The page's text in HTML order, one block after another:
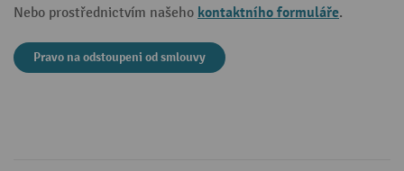
Nebo prostřednictvím našeho kontaktního formuláře.
Pravo na odstoupeni od smlouvy